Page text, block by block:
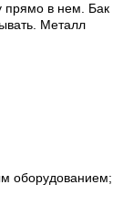
прямо в нем. Бак
Металл
оборудованием;